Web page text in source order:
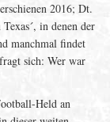
2016; Dt.
in denen der
manchmal findet
sich: Wer war
Held an